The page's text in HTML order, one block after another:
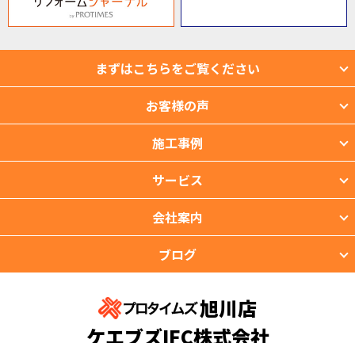
まずはこちらをご覧ください
お客様の声
施工事例
サービス
会社案内
ブログ
旭川店
ケエブズIFC株式会社